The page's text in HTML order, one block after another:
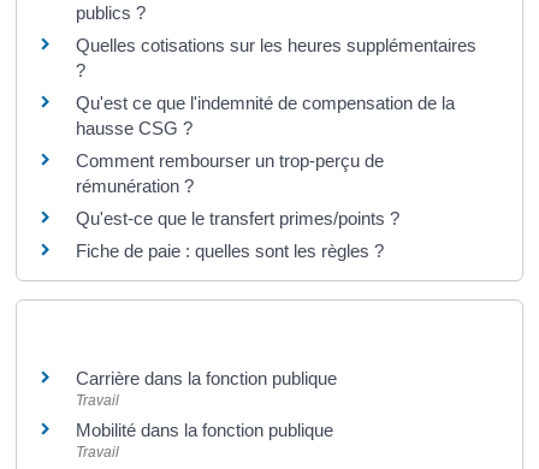
publics ?
Quelles cotisations sur les heures supplémentaires
?
Qu'est ce que l'indemnité de compensation de la
hausse CSG ?
Comment rembourser un trop-perçu de
rémunération ?
Qu'est-ce que le transfert primes/points ?
Fiche de paie : quelles sont les règles ?
Carrière dans la fonction publique
Travail
Mobilité dans la fonction publique
Travail